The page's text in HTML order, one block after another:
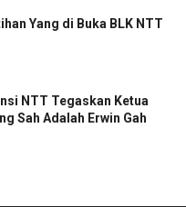
Yang di Buka BLK NTT
NTT Tegaskan Ketua
Sah Adalah Erwin Gah